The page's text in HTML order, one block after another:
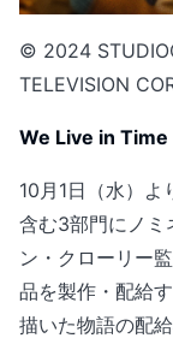
© 2024
TELEVISION
We Live in Time
10月1日（水）
含む3部門にノミ
ン・クローリー
品を製作・配給
描いた物語の配